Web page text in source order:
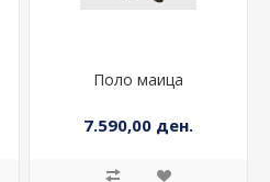
Поло маица
7.590,00 ден.